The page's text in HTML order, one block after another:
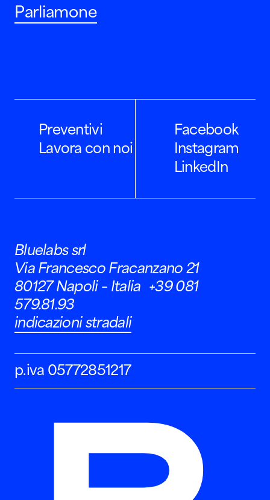
Parliamone
Preventivi
Lavora con noi
Facebook
Instagram
LinkedIn
Bluelabs srl
Via Francesco Fracanzano 21
80127 Napoli – Italia +39 081
579.81.93
indicazioni stradali
p.iva 05772851217